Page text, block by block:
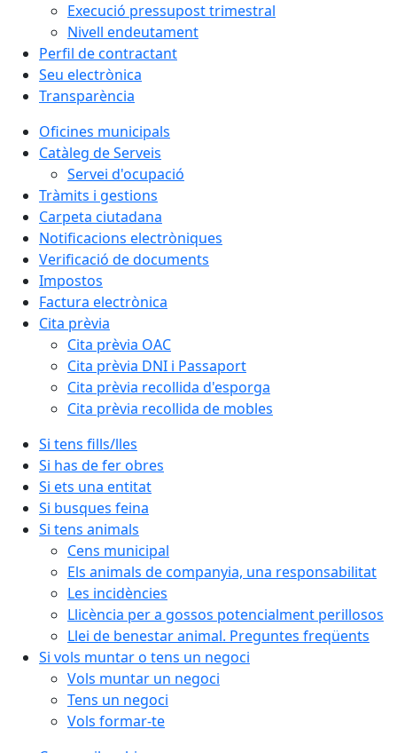
Execució pressupost trimestral
Nivell endeutament
Perfil de contractant
Seu electrònica
Transparència
Oficines municipals
Catàleg de Serveis
Servei d'ocupació
Tràmits i gestions
Carpeta ciutadana
Notificacions electròniques
Verificació de documents
Impostos
Factura electrònica
Cita prèvia
Cita prèvia OAC
Cita prèvia DNI i Passaport
Cita prèvia recollida d'esporga
Cita prèvia recollida de mobles
Si tens fills/lles
Si has de fer obres
Si ets una entitat
Si busques feina
Si tens animals
Cens municipal
Els animals de companyia, una responsabilitat
Les incidències
Llicència per a gossos potencialment perillosos
Llei de benestar animal. Preguntes freqüents
Si vols muntar o tens un negoci
Vols muntar un negoci
Tens un negoci
Vols formar-te